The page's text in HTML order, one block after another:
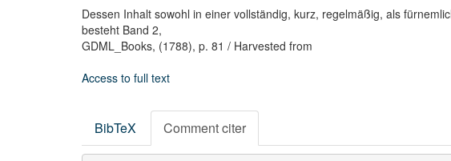
Dessen Inhalt sowohl in einer vollständig, kurz, regelmäßig, als
besteht Band 2,
GDML_Books, (1788), p. 81 / Harvested from
Access to full text
BibTeX Comment citer